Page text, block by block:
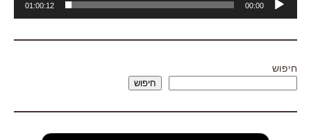
אודיו
00:00
01:00:12
חיפוש
חיפוש